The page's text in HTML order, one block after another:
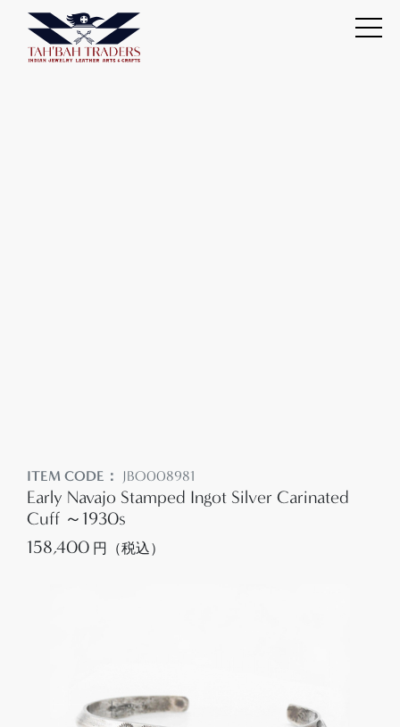
ITEM CODE： JBO008981
Early Navajo Stamped Ingot Silver Carinated
Cuff ～1930s
158,400 円（税込）